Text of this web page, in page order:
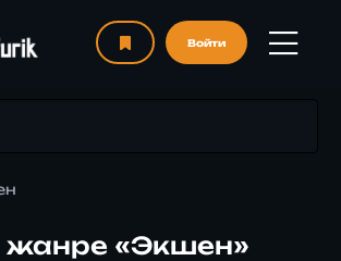
Войти
жанре «Экшен»